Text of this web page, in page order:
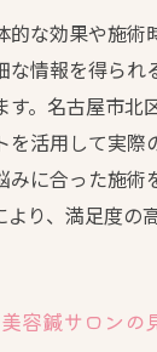
い美容鍼の実
待できるリフ
キビ肌にも美
費用をやさし
院頻度はどれく
る美容鍼の料金
的な効果や施術
な情報を得られ
す。名古屋市北
を活用して実際
みに合った施術
より、満足度の
容鍼サロンの